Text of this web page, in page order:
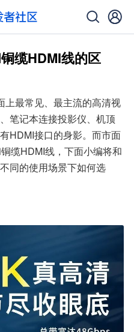
缆HDMI线的区
上最常见、最主流的高清视
笔记本连接投影仪、机顶
HDMI接口的身影。而市面
缆HDMI线，下面小编将和
同的使用场景下如何选